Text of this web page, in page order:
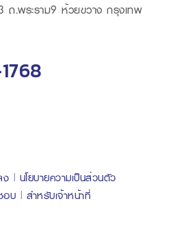
.พระราม9 ห้วยขวาง กรุงเทพ
ง
นโยบายความเป็นส่วนตัว
อบ
สำหรับเจ้าหน้าที่